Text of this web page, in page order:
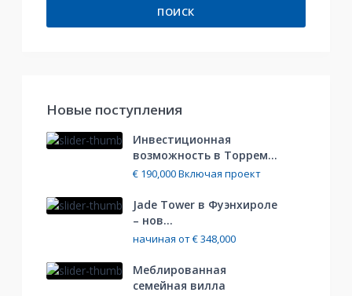
ПОИСК
Hовые поступления
Инвестиционная
возможность в Торрем...
€ 190,000Включая проект
Jade Tower в Фуэнхироле
– нов...
начиная от€ 348,000
Меблированная
cемейная вилла